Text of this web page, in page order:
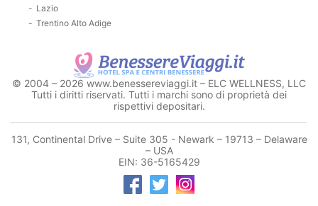
Lazio
Trentino Alto Adige
© 2004 – 2026 www.benessereviaggi.it – ELC WELLNESS, LLC
Tutti i diritti riservati. Tutti i marchi sono di proprietà dei
rispettivi depositari.
131, Continental Drive – Suite 305 - Newark – 19713 – Delaware
– USA
EIN: 36-5165429